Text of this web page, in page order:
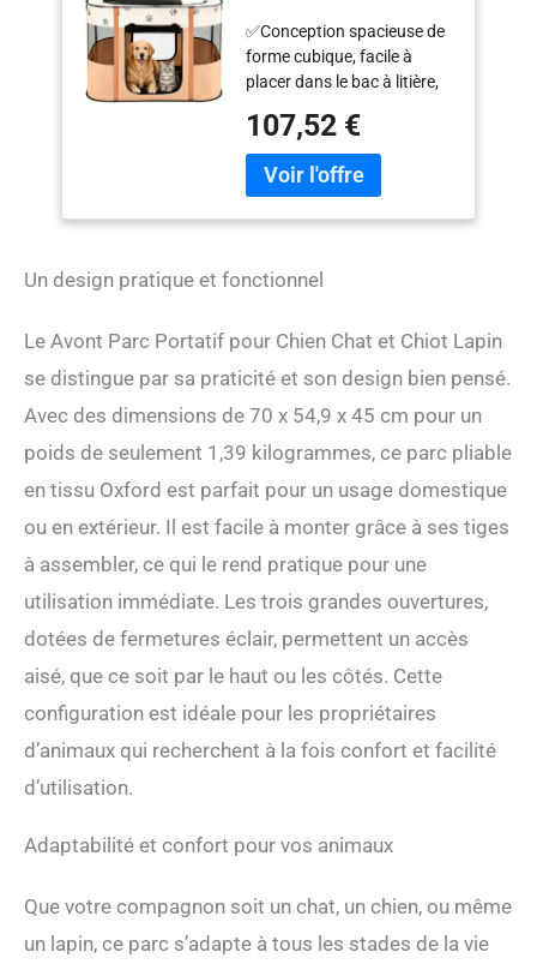
Enclos Pliable à
Animal de
Compagnie en Tissu
Oxford Souple à la
Maison et à Plein Air -
Orange(S)
✅Conception spacieuse de
forme cubique, facile à
placer dans le bac à litière,
nourriture ✅Robuste et
durable, fabriqué en tissu
oxford 600D avec
ranger dans le sac pour un
aisé ✅Plusieurs tailles
les animaux de petite et
moyenne taille comme les
les cochons d'Inde et les
poussins ✅Ce parc
niche, de salle
d'accouchement ou de
voyages en plein air et le
camping
107,52 €
Un design pratique et fonctionnel
Le Avont Parc Portatif pour Chien Chat et Chiot Lapin
se distingue par sa praticité et son design bien pensé.
Avec des dimensions de 70 x 54,9 x 45 cm pour un
poids de seulement 1,39 kilogrammes, ce parc pliable
en tissu Oxford est parfait pour un usage domestique
ou en extérieur. Il est facile à monter grâce à ses tiges
à assembler, ce qui le rend pratique pour une
utilisation immédiate. Les trois grandes ouvertures,
dotées de fermetures éclair, permettent un accès
aisé, que ce soit par le haut ou les côtés. Cette
configuration est idéale pour les propriétaires
d’animaux qui recherchent à la fois confort et facilité
d’utilisation.
Adaptabilité et confort pour vos animaux
Que votre compagnon soit un chat, un chien, ou même
un lapin, ce parc s’adapte à tous les stades de la vie